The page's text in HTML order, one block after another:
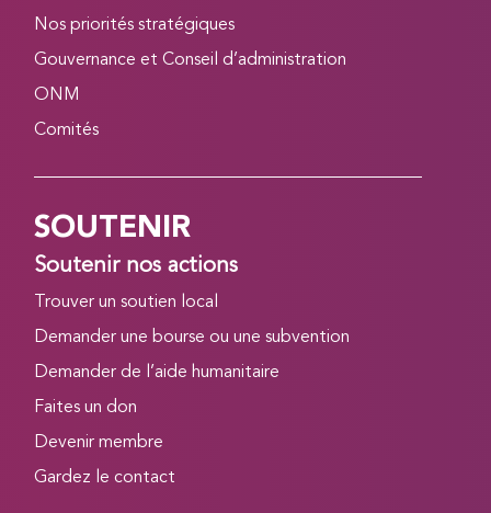
Nos priorités stratégiques
Gouvernance et Conseil d’administration
ONM
Comités
SOUTENIR
Soutenir nos actions
Trouver un soutien local
Demander une bourse ou une subvention
Demander de l’aide humanitaire
Faites un don
Devenir membre
Gardez le contact